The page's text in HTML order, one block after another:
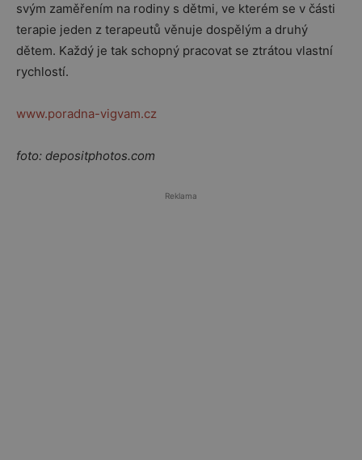
svým zaměřením na rodiny s dětmi, ve kterém se v části
terapie jeden z terapeutů věnuje dospělým a druhý
dětem. Každý je tak schopný pracovat se ztrátou vlastní
rychlostí.
www.poradna-vigvam.cz
foto: depositphotos.com
Reklama